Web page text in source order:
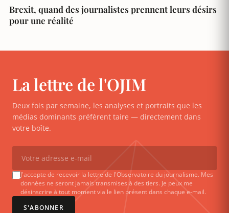
Brexit, quand des journalistes prennent leurs désirs
pour une réalité
La lettre de l'OJIM
Deux fois par semaine, les analyses et portraits que les
médias dominants préfèrent taire — directement dans
votre boîte.
J'accepte de recevoir la lettre de l'Observatoire du journalisme. Mes
données ne seront jamais transmises à des tiers. Je peux me
désinscrire à tout moment via le lien présent dans chaque e-mail.
S'ABONNER